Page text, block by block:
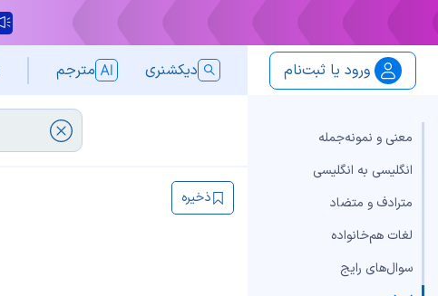
ورود یا ثبت‌نام دیکشنری مترجم
معنی و نمونه‌جمله
انگلیسی به انگلیسی
مترادف و متضاد
لغات هم‌خانواده
سوال‌های رایج
ذخیره